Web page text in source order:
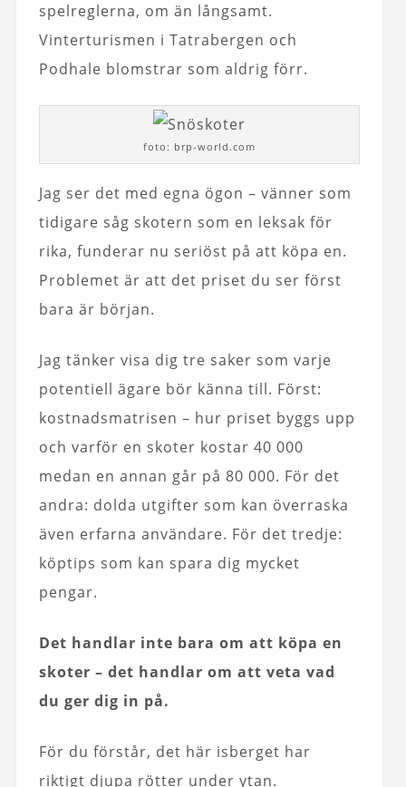
spelreglerna, om än långsamt.
Vinterturismen i Tatrabergen och
Podhale blomstrar som aldrig förr.
foto: brp-world.com
Jag ser det med egna ögon – vänner som
tidigare såg skotern som en leksak för
rika, funderar nu seriöst på att köpa en.
Problemet är att det priset du ser först
bara är början.
Jag tänker visa dig tre saker som varje
potentiell ägare bör känna till. Först:
kostnadsmatrisen – hur priset byggs upp
och varför en skoter kostar 40 000
medan en annan går på 80 000. För det
andra: dolda utgifter som kan överraska
även erfarna användare. För det tredje:
köptips som kan spara dig mycket
pengar.
Det handlar inte bara om att köpa en
skoter – det handlar om att veta vad
du ger dig in på.
För du förstår, det här isberget har
riktigt djupa rötter under ytan.